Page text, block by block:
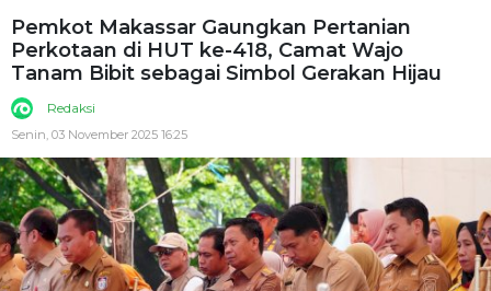
Pemkot Makassar Gaungkan Pertanian
Perkotaan di HUT ke-418, Camat Wajo
Tanam Bibit sebagai Simbol Gerakan Hijau
Redaksi
Senin, 03 November 2025 16:25